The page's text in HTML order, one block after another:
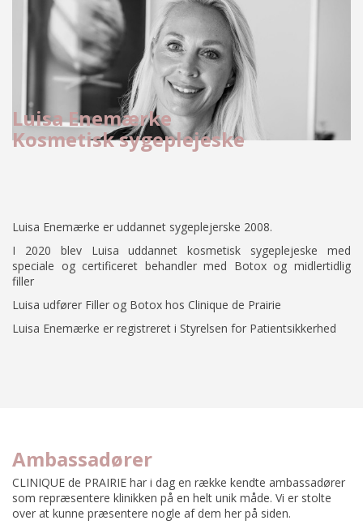
Luisa Enemærke
Kosmetisk sygeplejeske
Luisa Enemærke er uddannet sygeplejerske 2008.
I 2020 blev Luisa uddannet kosmetisk sygeplejeske med
speciale og certificeret behandler med Botox og midlertidlig
filler
Luisa udfører Filler og Botox hos Clinique de Prairie
Luisa Enemærke er registreret i Styrelsen for Patientsikkerhed
Ambassadører
CLINIQUE de PRAIRIE har i dag en række kendte ambassadører
som repræsentere klinikken på en helt unik måde. Vi er stolte
over at kunne præsentere nogle af dem her på siden.